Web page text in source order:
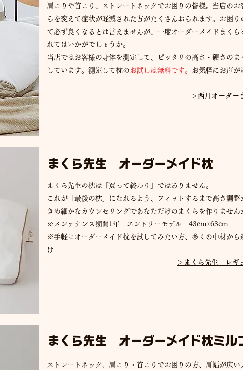
肩こりや首こり、ストレートネックでお困りの皆様。当店のお
らを変えて症状が軽減された方がたくさんおられます。お困り
て必ず良くなるとは言えませんが、一度オーダーメイドまくら
れてはいかがでしょうか。
当店ではお客様の身体を測定して、ピッタリの高さ・硬さのま
しています。測定して枕のお試しは無料です。 お気軽にお声が
＞西川オーダー
まくら先生 オーダーメイド枕
まくら先生の枕は「買って終わり」ではありません。
これが「最後の枕」になれるよう、フィットするまで高さ調整
きめ細かなカウンセリングであなただけのまくらを作りません
​※メンテナンス期間1年 エントリーモデル 43cm×63cm
​※手軽にオーダーメイド枕を試してみたい方、多くの中材から
け
＞まくら先生 レギ
まくら先生 オーダーメイド枕ミル
ストレートネック、肩こり・首こりでお困りの方、肩幅が広い